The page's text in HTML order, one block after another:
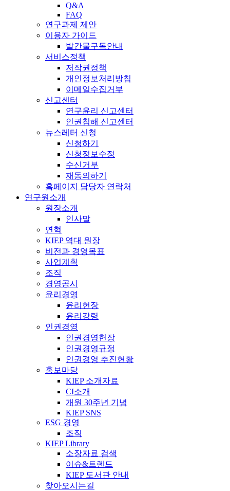
Q&A
FAQ
연구과제 제안
이용자 가이드
발간물구독안내
서비스정책
저작권정책
개인정보처리방침
이메일수집거부
신고센터
연구윤리 신고센터
인권침해 신고센터
뉴스레터 신청
신청하기
신청정보수정
수신거부
재동의하기
홈페이지 담당자 연락처
연구원소개
원장소개
인사말
연혁
KIEP 역대 원장
비전과 경영목표
사업계획
조직
경영공시
윤리경영
윤리헌장
윤리강령
인권경영
인권경영헌장
인권경영규정
인권경영 추진현황
홍보마당
KIEP 소개자료
CI소개
개원 30주년 기념
KIEP SNS
ESG 경영
조직
KIEP Library
소장자료 검색
이슈&트렌드
KIEP 도서관 안내
찾아오시는길